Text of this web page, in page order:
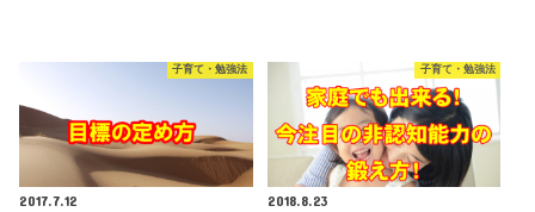
子育て・勉強法
2017.7.12
子育て・勉強法
2018.8.23